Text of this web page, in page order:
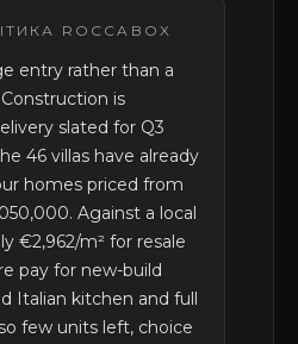
ROCCABOX
entry rather than a
is
slated for Q3
46 villas have already
homes priced from
Against a local
€2,962/m² for resale
pay for new-build
Italian kitchen and full
few units left, choice